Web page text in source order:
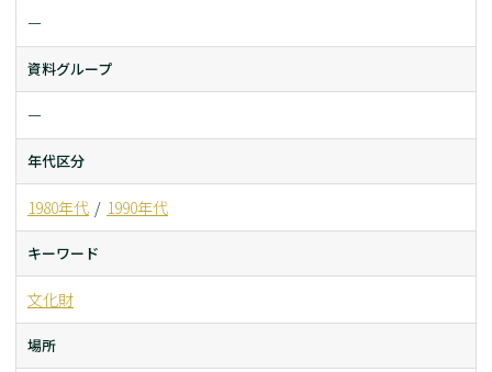
ー
資料グループ
ー
年代区分
1980年代 1990年代
キーワード
文化財
場所